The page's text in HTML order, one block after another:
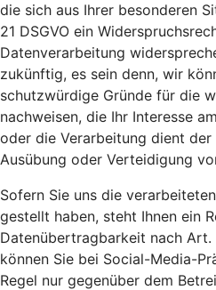
die sich aus Ihrer besonderen
21 DSGVO ein
Datenverarbeitung
zukünftig, es sein denn, wir
schutzwürdige Gründe für die
nachweisen, die Ihr Interesse
oder die Verarbeitung dient der
Ausübung oder Verteidigung
Sofern Sie uns die
gestellt haben, steht Ihnen ein
Datenübertragbarkeit nach Art.
können Sie bei Social-Media-
Regel nur gegenüber dem